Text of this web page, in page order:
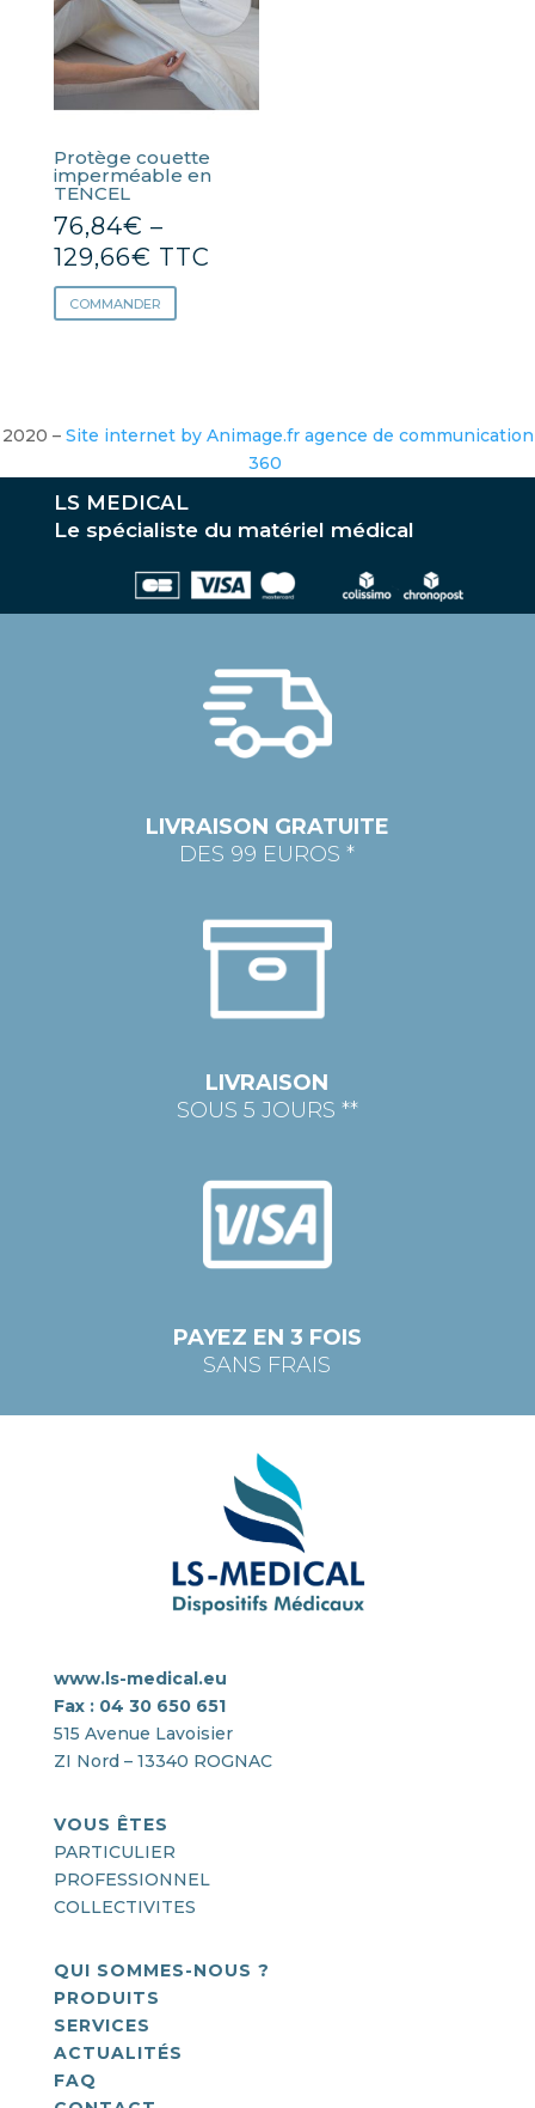
Protège couette
imperméable en
TENCEL
76,84€ –
129,66€ TTC
COMMANDER
2020 – Site internet by Animage.fr agence de communication
360
LS MEDICAL
Le spécialiste du matériel médical
LIVRAISON GRATUITE
DES 99 EUROS *
LIVRAISON
SOUS 5 JOURS **
PAYEZ EN 3 FOIS
SANS FRAIS
www.ls-medical.eu
Fax : 04 30 650 651
515 Avenue Lavoisier
ZI Nord – 13340 ROGNAC
VOUS ÊTES
PARTICULIER
PROFESSIONNEL
COLLECTIVITES
QUI SOMMES-NOUS ?
PRODUITS
SERVICES
ACTUALITÉS
FAQ